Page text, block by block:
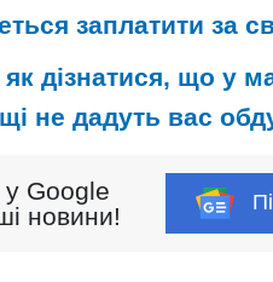
заплатити за
як дізнатися, що у
не дадуть вас
у Google
новини!